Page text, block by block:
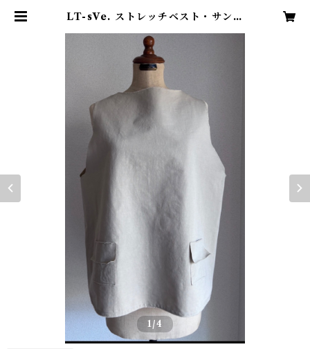
LT-sVe. ストレッチベスト・サンド
| Lunette
1/4